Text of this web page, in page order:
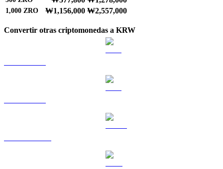
1,000 ZRO ₩1,156,000 ₩2,557,000
Convertir otras criptomonedas a KRW